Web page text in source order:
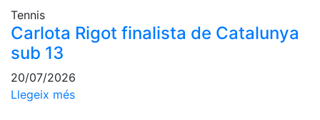
Quadre
d'Honor
Històric
del
Campionat
Tennis
Carlota Rigot finalista de Catalunya
sub 13
20/07/2026
Llegeix més